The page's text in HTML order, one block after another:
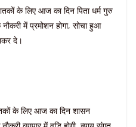
के लिए आज का दिन पिता धर्म गुरु
में प्रमोशन होगा, सोचा हुआ
दे।
के लिए आज का दिन शासन